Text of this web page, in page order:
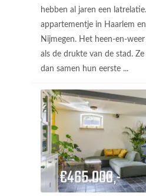
hebben al jaren een
appartementje in Haarlem
Nijmegen. Het heen-en-
als de drukte van de stad.
dan samen hun eerste ...